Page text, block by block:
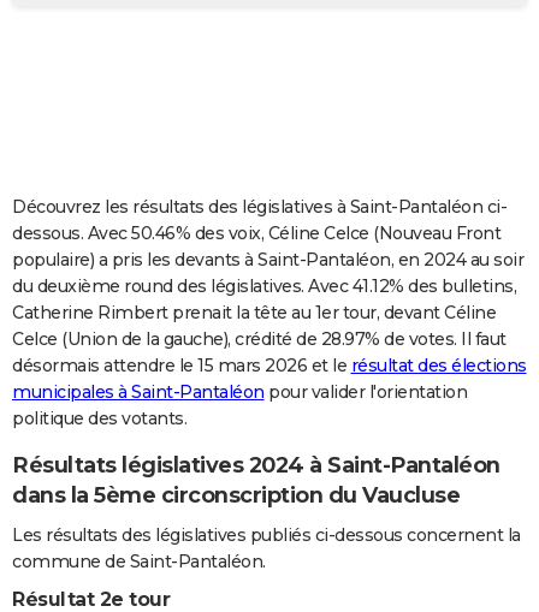
Carte de Noël
Carte Bonne année
Carte Saint-Valentin
Carte Pâques
Carte d'anniversaire
DICTIONNAIRE
Dictionnaire
Biographies
Citations
Expressions
Proverbes
PROGRAMME TV
COPAINS D'AVANT
S'inscrire
Se connecter
Lycées
Collèges
Primaires
Universités
Entreprises
Service militaire
Avis de recherche
AVIS DE DÉCÈS
FORUM
Bricolage
Lifestyle
Culture
Sport
Auto
Television
Voyage
Cinema
Découvrez les résultats des législatives à Saint-Pantaléon ci-
dessous. Avec 50.46% des voix, Céline Celce (Nouveau Front
populaire) a pris les devants à Saint-Pantaléon, en 2024 au soir
du deuxième round des législatives. Avec 41.12% des bulletins,
Catherine Rimbert prenait la tête au 1er tour, devant Céline
Celce (Union de la gauche), crédité de 28.97% de votes. Il faut
désormais attendre le 15 mars 2026 et le résultat des élections
municipales à Saint-Pantaléon pour valider l'orientation
politique des votants.
Résultats législatives 2024 à Saint-Pantaléon
dans la 5ème circonscription du Vaucluse
Les résultats des législatives publiés ci-dessous concernent la
commune de Saint-Pantaléon.
Résultat 2e tour